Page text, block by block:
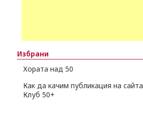
Избрани
Хората над 50
Как да качим публикация на сайта
Клуб 50+